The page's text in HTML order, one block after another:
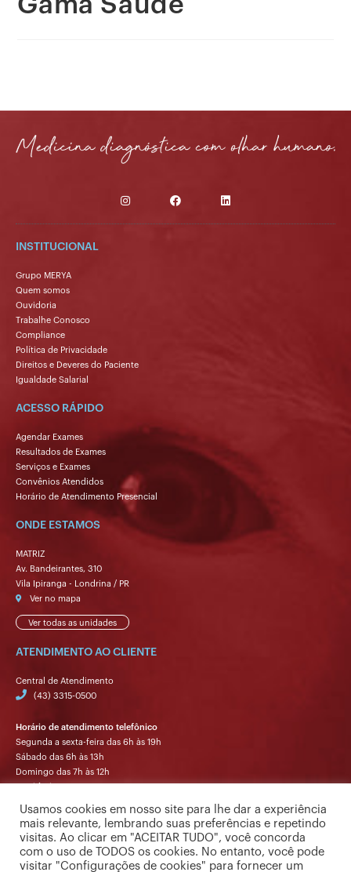
INSTITUCIONAL
Grupo MERYA
Quem somos
Ouvidoria
Trabalhe Conosco
Compliance
Política de Privacidade
Direitos e Deveres do Paciente
Igualdade Salarial
ACESSO RÁPIDO
Agendar Exames
Resultados de Exames
Serviços e Exames
Convênios Atendidos
Horário de Atendimento Presencial
ONDE ESTAMOS
MATRIZ
Av. Bandeirantes, 310
Vila Ipiranga - Londrina / PR
Ver no mapa
Ver todas as unidades
ATENDIMENTO AO CLIENTE
Central de Atendimento
(43) 3315-0500
Horário de atendimento telefônico
Segunda a sexta-feira das 6h às 19h
Sábado das 6h às 13h
Domingo das 7h às 12h
Segunda a sexta-feira das 9h às 17h.
Usamos cookies em nosso site para lhe dar a experiência
mais relevante, lembrando suas preferências e repetindo
visitas. Ao clicar em "ACEITAR TUDO", você concorda
com o uso de TODOS os cookies. No entanto, você pode
visitar "Configurações de cookies" para fornecer um